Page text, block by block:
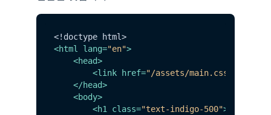
<!doctype html>
<html lang="en">
<head>
<link href="/assets/main.css"
</head>
<body>
<h1 class="text-indigo-500">